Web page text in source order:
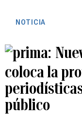
NOTICIA
coloca la
público